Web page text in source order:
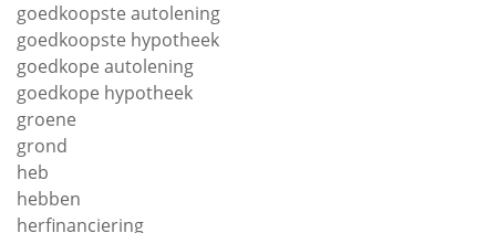
goedkoopste autolening
goedkoopste hypotheek
goedkope autolening
goedkope hypotheek
groene
grond
heb
hebben
herfinanciering